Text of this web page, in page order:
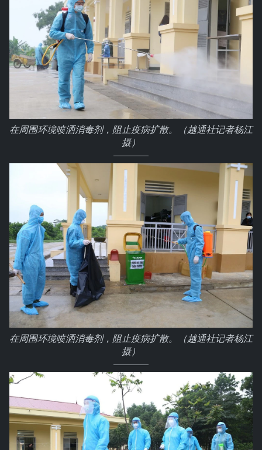
在周围环境喷洒消毒剂，阻止疫病扩散。（越通社记者杨江
摄）
在周围环境喷洒消毒剂，阻止疫病扩散。（越通社记者杨江
摄）